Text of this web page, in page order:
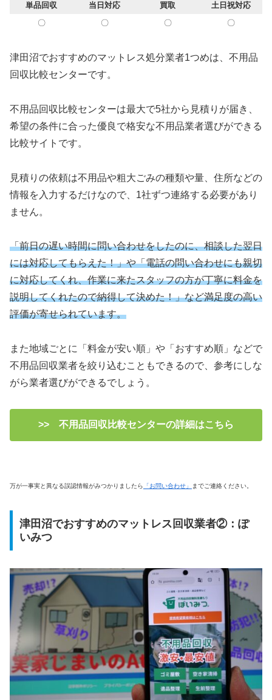
単品回収 当日対応 買取
土日祝対応
〇
〇 〇 〇
津田沼でおすすめのマットレス処分業者1つめは、不用品
回収比較センターです。
不用品回収比較センターは最大で5社から見積りが届き、
希望の条件に合った優良で格安な不用品業者選びができる
比較サイトです。
見積りの依頼は不用品や粗大ごみの種類や量、住所などの
情報を入力するだけなので、1社ずつ連絡する必要があり
ません。
「前日の遅い時間に問い合わせをしたのに、相談した翌日
には対応してもらえた！」や「電話の問い合わせにも親切
に対応してくれ、作業に来たスタッフの方が丁寧に料金を
説明してくれたので納得して決めた！」など満足度の高い
評価が寄せられています。
また地域ごとに「料金が安い順」や「おすすめ順」などで
不用品回収業者を絞り込むこともできるので、参考にしな
がら業者選びができるでしょう。
>> 不用品回収比較センターの詳細はこちら
万が一事実と異なる誤認情報がみつかりましたら 「お問い合わせ」 までご連絡ください。
津田沼でおすすめのマットレス回収業者②：ぽ
いみつ